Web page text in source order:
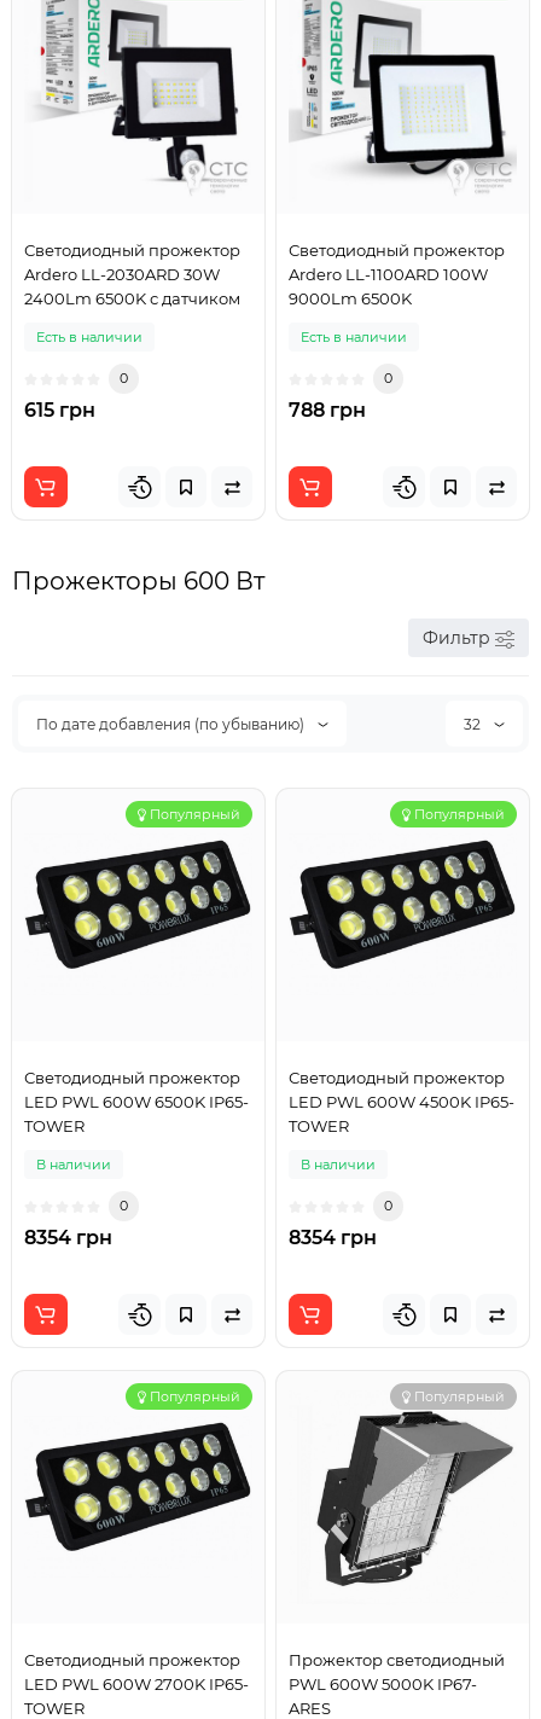
Светодиодный прожектор
Ardero LL-2030ARD 30W
2400Lm 6500K с датчиком
Есть в наличии
0
615 грн
Светодиодный прожектор
Ardero LL-1100ARD 100W
9000Lm 6500K
Есть в наличии
0
788 грн
Прожекторы 600 Вт
Фильтр
По дате добавления (по убыванию) 32
Популярный
Светодиодный прожектор
LED PWL 600W 6500K IP65-
TOWER
В наличии
0
8354 грн
Популярный
Светодиодный прожектор
LED PWL 600W 4500K IP65-
TOWER
В наличии
0
8354 грн
Популярный
Светодиодный прожектор
LED PWL 600W 2700K IP65-
TOWER
Популярный
Прожектор светодиодный
PWL 600W 5000K IP67-
ARES